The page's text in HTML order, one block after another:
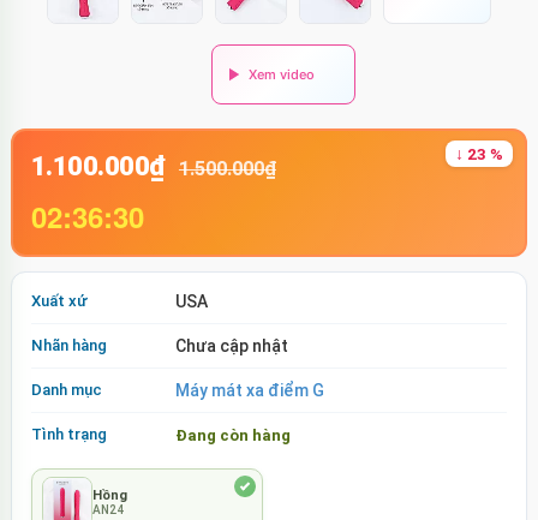
1.100.000₫ 1.500.000₫
↓ 23 %
02:36:29
Xuất xứ USA
Nhãn hàng Chưa cập nhật
Danh mục Máy mát xa điểm G
Tình trạng Đang còn hàng
Hồng
AN24